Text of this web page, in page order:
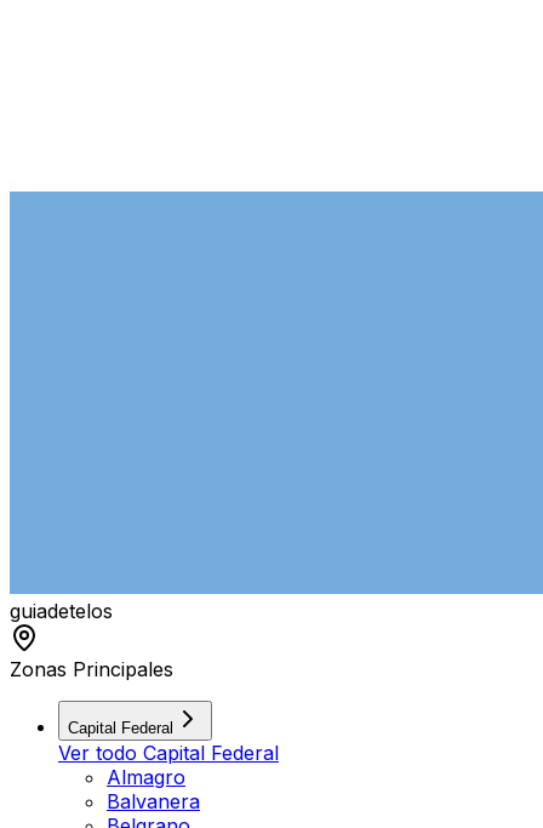
guiadetelos
Zonas Principales
Capital Federal
Ver todo Capital Federal
Almagro
Balvanera